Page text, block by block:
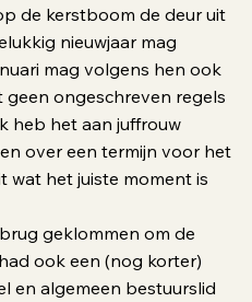
de kerstboom de deur uit
nieuwjaar mag
mag volgens hen ook
ongeschreven regels
heb het aan juffrouw
over een termijn voor het
wat het juiste moment is
geklommen om de
ook een (nog korter)
en algemeen bestuurslid